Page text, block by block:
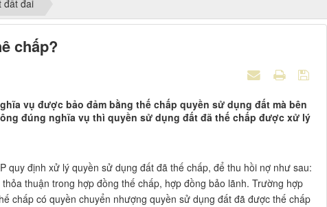
đất đai
chấp?
vụ được bảo đảm bằng thế chấp quyền sử dụng đất mà bên
đúng nghĩa vụ thì quyền sử dụng đất đã thế chấp được xử lý
quy định xử lý quyền sử dụng đất đã thế chấp, để thu hồi nợ như sau:
thuận trong hợp đồng thế chấp, hợp đồng bảo lãnh. Trường hợp
chấp có quyền chuyển nhượng quyền sử dụng đất đã được thế chấp